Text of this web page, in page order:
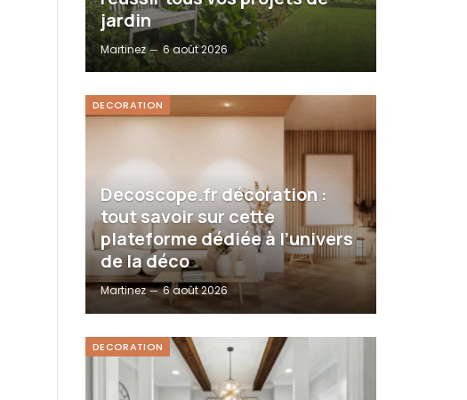
jardin
Martinez 6 août 2026
DECORATION
Decoscope.fr décoration :
tout savoir sur cette
plateforme dédiée à l’univers
de la déco
Martinez 6 août 2026
DECORATION